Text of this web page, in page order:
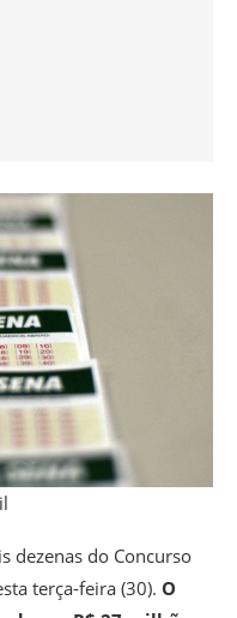
dezenas do Concurso
terça-feira (30). O